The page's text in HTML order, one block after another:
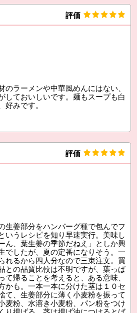
評価
のラーメンや中華風めんにはない、
しておいしいです。麺もスープも白
好みです。
評価
生姜部分をハンバーグ種で包んでフ
いうレシピを知り早速実行。美味し
ん、葉生姜の季節だねえ」としか興
でしたが、夏の定番になりそう。一
れるから四人分なので三束注文。買
との品質比較は不明ですが、葉っぱ
て帰ることを考えると、ある意味、
かも。一本一本に分けた茎は１０セ
て、生姜部分に薄く小麦粉を振って
麦粉、水溶き小麦粉、パン粉をつけ